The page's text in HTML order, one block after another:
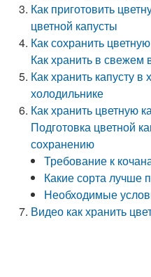
Как приготовить
цветной капусты
Как сохранить
Как хранить в свежем
Как хранить капусту в
холодильнике
Как хранить цветную
Подготовка цветной
сохранению
Требование к
Какие сорта лучше
Необходимые
Видео как хранить